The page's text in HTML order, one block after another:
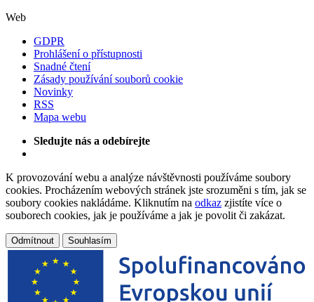
Web
GDPR
Prohlášení o přístupnosti
Snadné čtení
Zásady používání souborů cookie
Novinky
RSS
Mapa webu
Sledujte nás a odebírejte
K provozování webu a analýze návštěvnosti používáme soubory
cookies. Procházením webových stránek jste srozuměni s tím, jak se
soubory cookies nakládáme. Kliknutím na odkaz zjistíte více o
souborech cookies, jak je používáme a jak je povolit či zakázat.
Odmítnout Souhlasím